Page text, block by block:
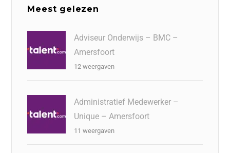
Meest gelezen
Adviseur Onderwijs – BMC –
Amersfoort
12 weergaven
Administratief Medewerker –
Unique – Amersfoort
11 weergaven